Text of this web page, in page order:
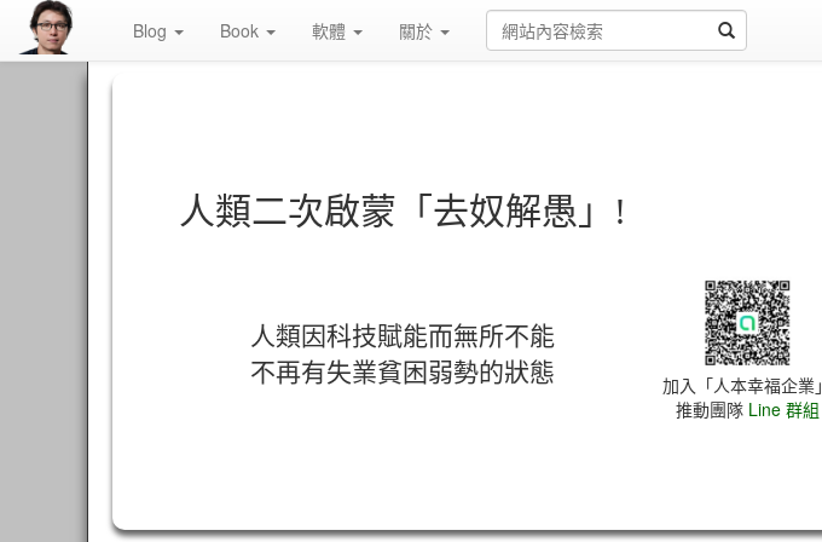
Blog Book 軟體 關於
人類二次啟蒙「去奴解愚」!
人類因科技賦能而無所不能
不再有失業貧困弱勢的狀態
加入「人本幸福企業」
推動團隊 Line 群組